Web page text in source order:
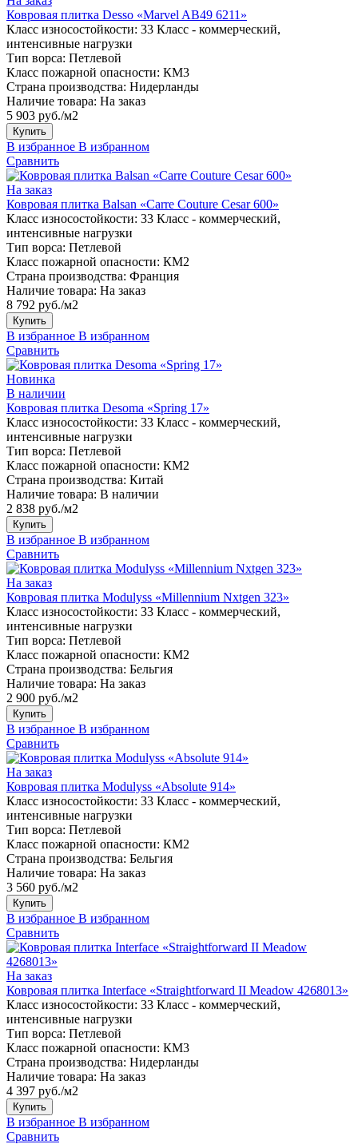
Ковровая плитка Desso «Marvel AB49 6211»
Класс износостойкости: 33 Класс - коммерческий,
интенсивные нагрузки
Тип ворса: Петлевой
Класс пожарной опасности: КМ3
Страна производства: Нидерланды
Наличие товара: На заказ
5 903 руб./м2
Купить
В избранное В избранном
Сравнить
На заказ
Ковровая плитка Balsan «Carre Couture Cesar 600»
Класс износостойкости: 33 Класс - коммерческий,
интенсивные нагрузки
Тип ворса: Петлевой
Класс пожарной опасности: КМ2
Страна производства: Франция
Наличие товара: На заказ
8 792 руб./м2
Купить
В избранное В избранном
Сравнить
Новинка
В наличии
Ковровая плитка Desoma «Spring 17»
Класс износостойкости: 33 Класс - коммерческий,
интенсивные нагрузки
Тип ворса: Петлевой
Класс пожарной опасности: КМ2
Страна производства: Китай
Наличие товара: В наличии
2 838 руб./м2
Купить
В избранное В избранном
Сравнить
На заказ
Ковровая плитка Modulyss «Millennium Nxtgen 323»
Класс износостойкости: 33 Класс - коммерческий,
интенсивные нагрузки
Тип ворса: Петлевой
Класс пожарной опасности: КМ2
Страна производства: Бельгия
Наличие товара: На заказ
2 900 руб./м2
Купить
В избранное В избранном
Сравнить
На заказ
Ковровая плитка Modulyss «Absolute 914»
Класс износостойкости: 33 Класс - коммерческий,
интенсивные нагрузки
Тип ворса: Петлевой
Класс пожарной опасности: КМ2
Страна производства: Бельгия
Наличие товара: На заказ
3 560 руб./м2
Купить
В избранное В избранном
Сравнить
На заказ
Ковровая плитка Interface «Straightforward II Meadow 4268013»
Класс износостойкости: 33 Класс - коммерческий,
интенсивные нагрузки
Тип ворса: Петлевой
Класс пожарной опасности: КМ3
Страна производства: Нидерланды
Наличие товара: На заказ
4 397 руб./м2
Купить
В избранное В избранном
Сравнить